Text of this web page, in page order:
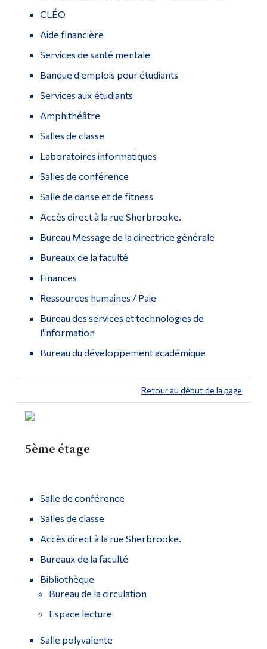
CLÉO
Aide financière
Services de santé mentale
Banque d'emplois pour étudiants
Services aux étudiants
Amphithéâtre
Salles de classe
Laboratoires informatiques
Salles de conférence
Salle de danse et de fitness
Accès direct à la rue Sherbrooke.
Bureau Message de la directrice générale
Bureaux de la faculté
Finances
Ressources humaines / Paie
Bureau des services et technologies de
l'information
Bureau du développement académique
Retour au début de la page
5ème étage
Salle de conférence
Salles de classe
Accès direct à la rue Sherbrooke.
Bureaux de la faculté
Bibliothèque
Bureau de la circulation
Espace lecture
Salle polyvalente